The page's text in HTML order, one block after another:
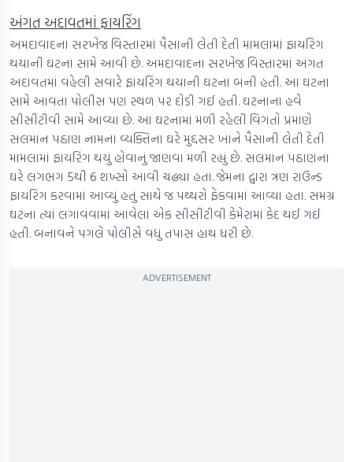
અંગત અદાવતમાં ફાયરિંગ
અમદાવાદના સરખેજ વિસ્તારમાં પૈસાની લેતી દેતી મામલામાં ફાયરિંગ
થયાની ઘટના સામે આવી છે. અમદાવાદના સરખેજ વિસ્તારમાં અંગત
અદાવતમાં વહેલી સવારે ફાયરિંગ થયાની ઘટના બની હતી. આ ઘટના
સામે આવતા પોલીસ પણ સ્થળ પર દોડી ગઈ હતી. ઘટનાના હવે
સીસીટીવી સામે આવ્યા છે. આ ઘટનામાં મળી રહેલી વિગતો પ્રમાણે
સલમાન પઠાણ નામના વ્યક્તિના ઘરે મુદ્દસર ખાને પૈસાની લેતી દેતી
મામલામાં ફાયરિંગ થયું હોવાનું જાણવા મળી રહ્યું છે. સલમાન પઠાણના
ઘરે લગભગ 5થી 6 શખ્સો આવી ચઢ્યા હતા. જેમના દ્વારા ત્રણ રાઉન્ડ
ફાયરિંગ કરવામાં આવ્યું હતું સાથે જ પથ્થરો ફેંકવામાં આવ્યા હતા. સમગ્ર
ઘટના ત્યાં લગાવવામાં આવેલા એક સીસીટીવી કેમેરામાં કેદ થઈ ગઈ
હતી. બનાવને પગલે પોલીસે વધુ તપાસ હાથ ધરી છે.
ADVERTISEMENT